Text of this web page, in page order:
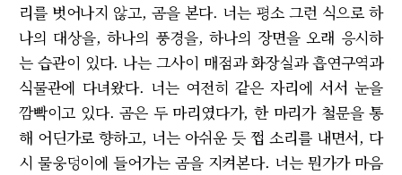
리를 벗어나지 않고, 곰을 본다. 너는 평소 그런 식으로 하
나의 대상을, 하나의 풍경을, 하나의 장면을 오래 응시하
는 습관이 있다. 나는 그사이 매점과 화장실과 흡연구역과
식물관에 다녀왔다. 너는 여전히 같은 자리에 서서 눈을
깜빡이고 있다. 곰은 두 마리였다가, 한 마리가 철문을 통
해 어딘가로 향하고, 너는 아쉬운 듯 쩝 소리를 내면서, 다
시 물웅덩이에 들어가는 곰을 지켜본다. 너는 뭔가가 마음